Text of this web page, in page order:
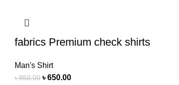
fabrics Premium check shirts
Man's Shirt
৳950.00 ৳650.00